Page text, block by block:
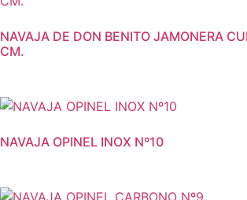
NAVAJA DE DON BENITO JAMONERA
CM.
NAVAJA OPINEL INOX Nº10